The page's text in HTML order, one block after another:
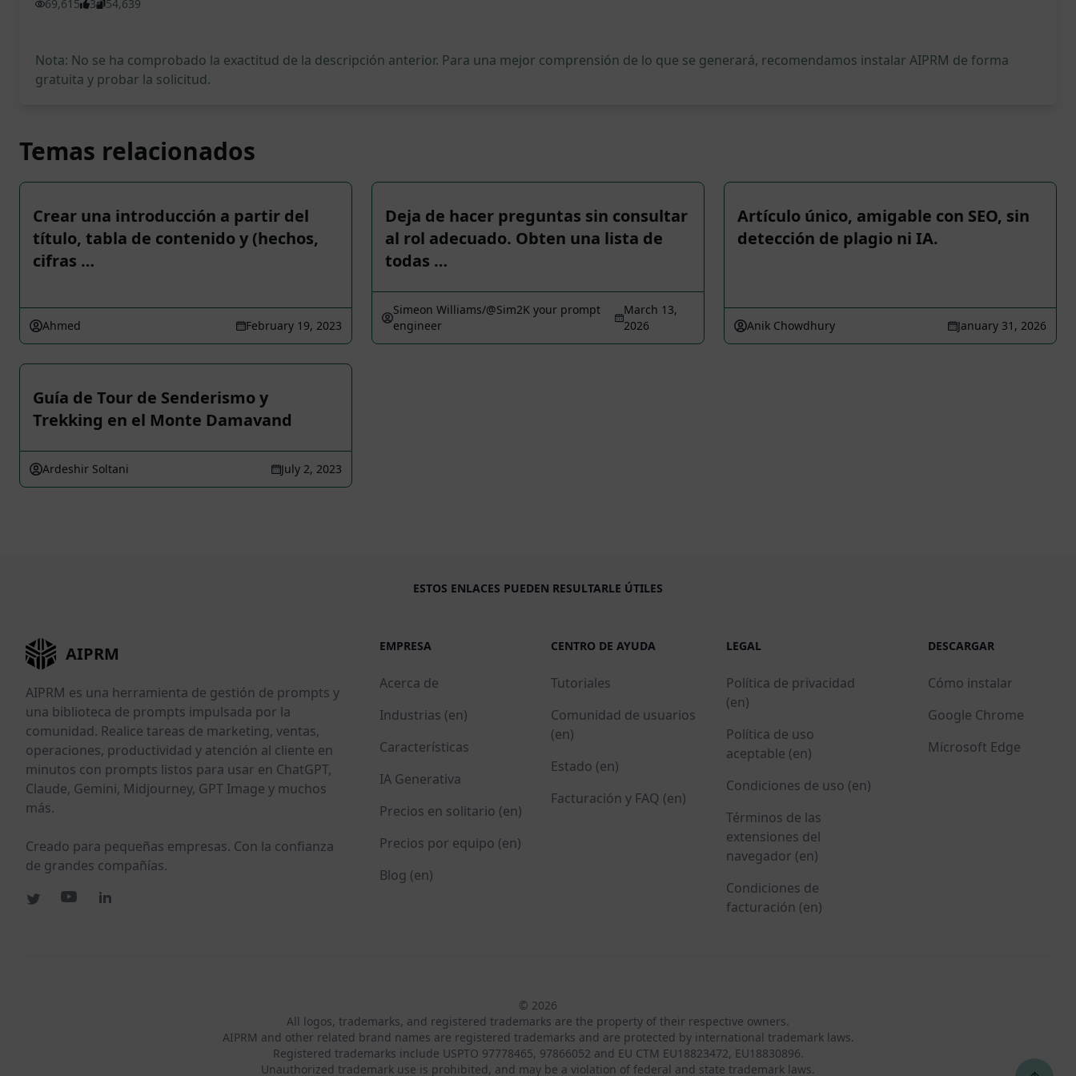
69,615 3 54,639
Nota: No se ha comprobado la exactitud de la descripción anterior. Para una mejor comprensión de lo que se generará, recomendamos instalar AIPRM de forma
gratuita y probar la solicitud.
Temas relacionados
Crear una introducción a partir del
título, tabla de contenido y (hechos,
cifras …
Ahmed February 19, 2023
Deja de hacer preguntas sin consultar
al rol adecuado. Obten una lista de
todas …
Simeon Williams/@Sim2K your prompt
engineer
March 13,
2026
Artículo único, amigable con SEO, sin
detección de plagio ni IA.
Anik Chowdhury January 31, 2026
Guía de Tour de Senderismo y
Trekking en el Monte Damavand
Ardeshir Soltani July 2, 2023
ESTOS ENLACES PUEDEN RESULTARLE ÚTILES
AIPRM
AIPRM es una herramienta de gestión de prompts y
una biblioteca de prompts impulsada por la
comunidad. Realice tareas de marketing, ventas,
operaciones, productividad y atención al cliente en
minutos con prompts listos para usar en ChatGPT,
Claude, Gemini, Midjourney, GPT Image y muchos
más.
Creado para pequeñas empresas. Con la confianza
de grandes compañías.
EMPRESA
Acerca de
Industrias (en)
Características
IA Generativa
Precios en solitario (en)
Precios por equipo (en)
Blog (en)
CENTRO DE AYUDA
Tutoriales
Comunidad de usuarios
(en)
Estado (en)
Facturación y FAQ (en)
LEGAL
Política de privacidad
(en)
Política de uso
aceptable (en)
Condiciones de uso (en)
Términos de las
extensiones del
navegador (en)
Condiciones de
facturación (en)
DESCARGAR
Cómo instalar
Google Chrome
Microsoft Edge
© 2026
All logos, trademarks, and registered trademarks are the property of their respective owners.
AIPRM and other related brand names are registered trademarks and are protected by international trademark laws.
Registered trademarks include USPTO 97778465, 97866052 and EU CTM EU18823472, EU18830896.
Unauthorized trademark use is prohibited, and may be a violation of federal and state trademark laws.